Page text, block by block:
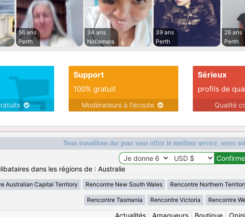
56 ans
Perth
34 ans
Nollamara
39 ans
Perth
26 ans
Perth
Support
100% gratuit
Modérateurs à l'écoute
Sérieux
profils de
Qualité
Nous travaillons dur pour vous offrir le meilleur service, soyez
dans les régions de : Australie
Australian Capital Territory Rencontre New South Wales Rencontre Northern
Rencontre Tasmania Rencontre Victoria Rencontre
Actualités| Arnaqueurs| Boutique|